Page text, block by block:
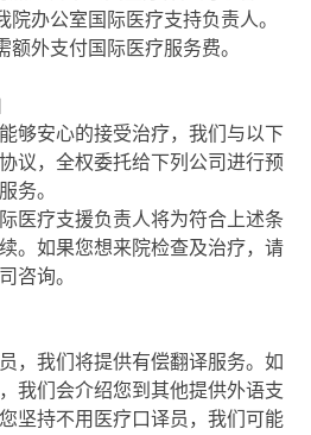
院办公室国 际医疗支持负责人。
额外支付国 际医疗服务费。
够安心的接受治疗， 我们与以下
议，全权委托给下列公司进行预
务。
际医疗支援负责人将为符合上述条
。如果您想来院检查及治疗， 请
咨询。
，我们将提供有偿翻译服务。如
我们会介绍您到其他提供外语支
坚持不用医疗口译员 ，我们可能